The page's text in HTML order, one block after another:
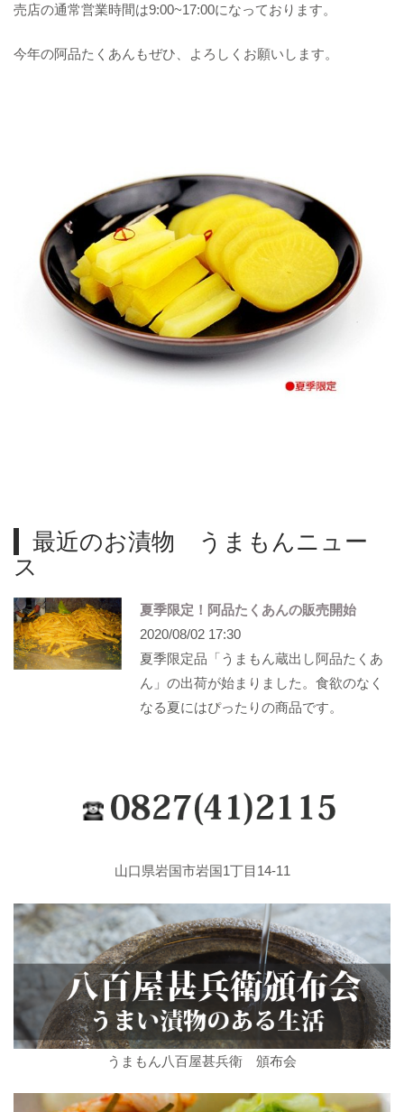
売店の通常営業時間は9:00~17:00になっております。
今年の阿品たくあんもぜひ、よろしくお願いします。
最近のお漬物 うまもんニュー
ス
夏季限定！阿品たくあんの販売開始
2020/08/02 17:30
夏季限定品「うまもん蔵出し阿品たくあ
ん」の出荷が始まりました。食欲のなく
なる夏にはぴったりの商品です。
山口県岩国市岩国1丁目14-11
うまもん八百屋甚兵衛 頒布会